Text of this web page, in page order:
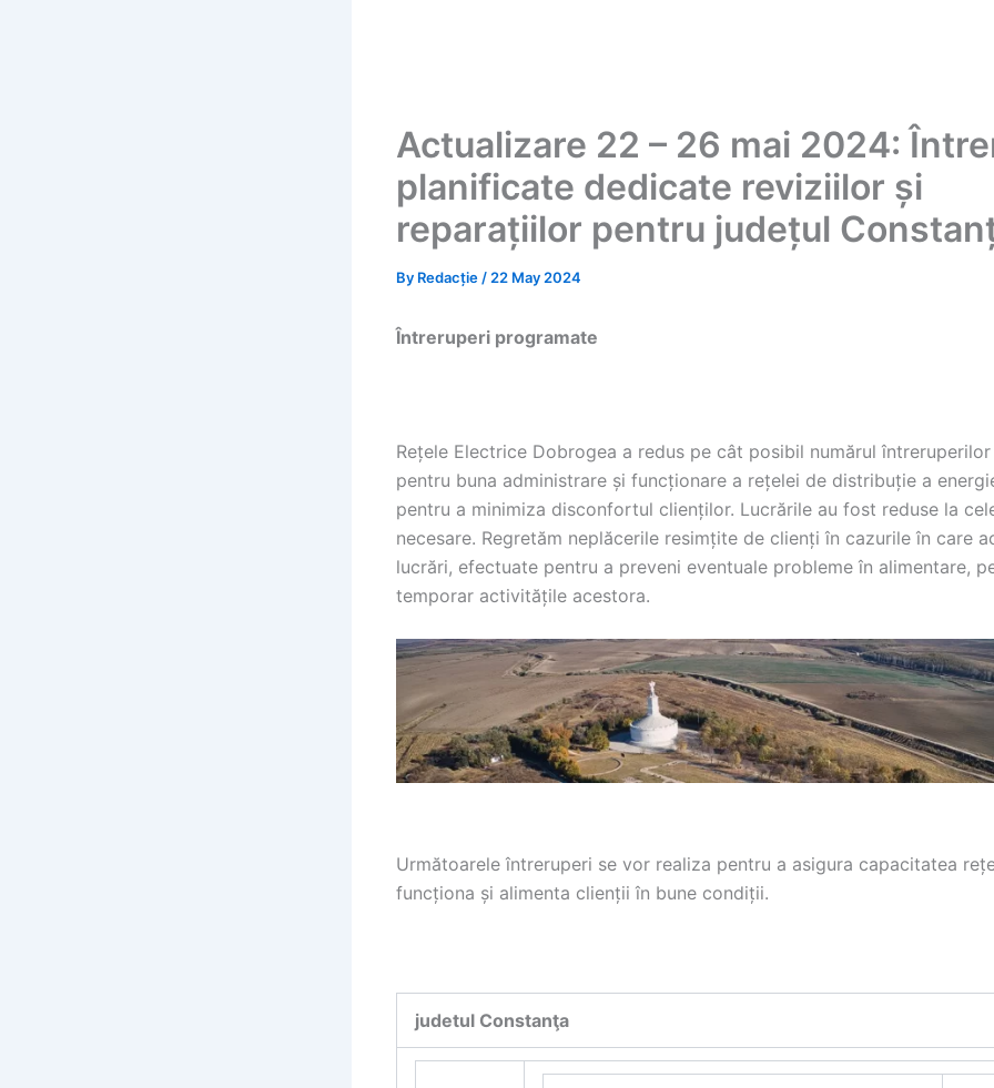
Actualizare 22 – 26 mai 2024:
planificate dedicate reviziilor și
reparațiilor pentru județul
By Redacție/22 May 2024
Întreruperi programate
Rețele Electrice Dobrogea a redus pe cât posibil numărul
pentru buna administrare și funcționare a rețelei de distribuție a
pentru a minimiza disconfortul clienților. Lucrările au fost reduse la
necesare. Regretăm neplăcerile resimțite de clienți în cazurile în care
lucrări, efectuate pentru a preveni eventuale probleme în alimentare,
temporar activitățile acestora.
Următoarele întreruperi se vor realiza pentru a asigura capacitatea
funcționa și alimenta clienții în bune condiții.
judetul Constanţa